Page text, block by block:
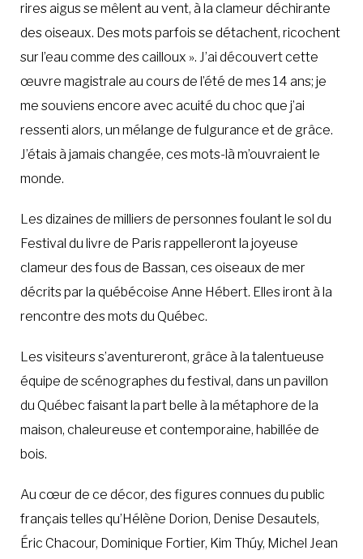
rires aigus se mêlent au vent, à la clameur déchirante
des oiseaux. Des mots parfois se détachent, ricochent
sur l’eau comme des cailloux ». J’ai découvert cette
œuvre magistrale au cours de l’été de mes 14 ans; je
me souviens encore avec acuité du choc que j’ai
ressenti alors, un mélange de fulgurance et de grâce.
J’étais à jamais changée, ces mots-là m’ouvraient le
monde.
Les dizaines de milliers de personnes foulant le sol du
Festival du livre de Paris rappelleront la joyeuse
clameur des fous de Bassan, ces oiseaux de mer
décrits par la québécoise Anne Hébert. Elles iront à la
rencontre des mots du Québec.
Les visiteurs s’aventureront, grâce à la talentueuse
équipe de scénographes du festival, dans un pavillon
du Québec faisant la part belle à la métaphore de la
maison, chaleureuse et contemporaine, habillée de
bois.
Au cœur de ce décor, des figures connues du public
français telles qu’Hélène Dorion, Denise Desautels,
Éric Chacour, Dominique Fortier, Kim Thúy, Michel Jean